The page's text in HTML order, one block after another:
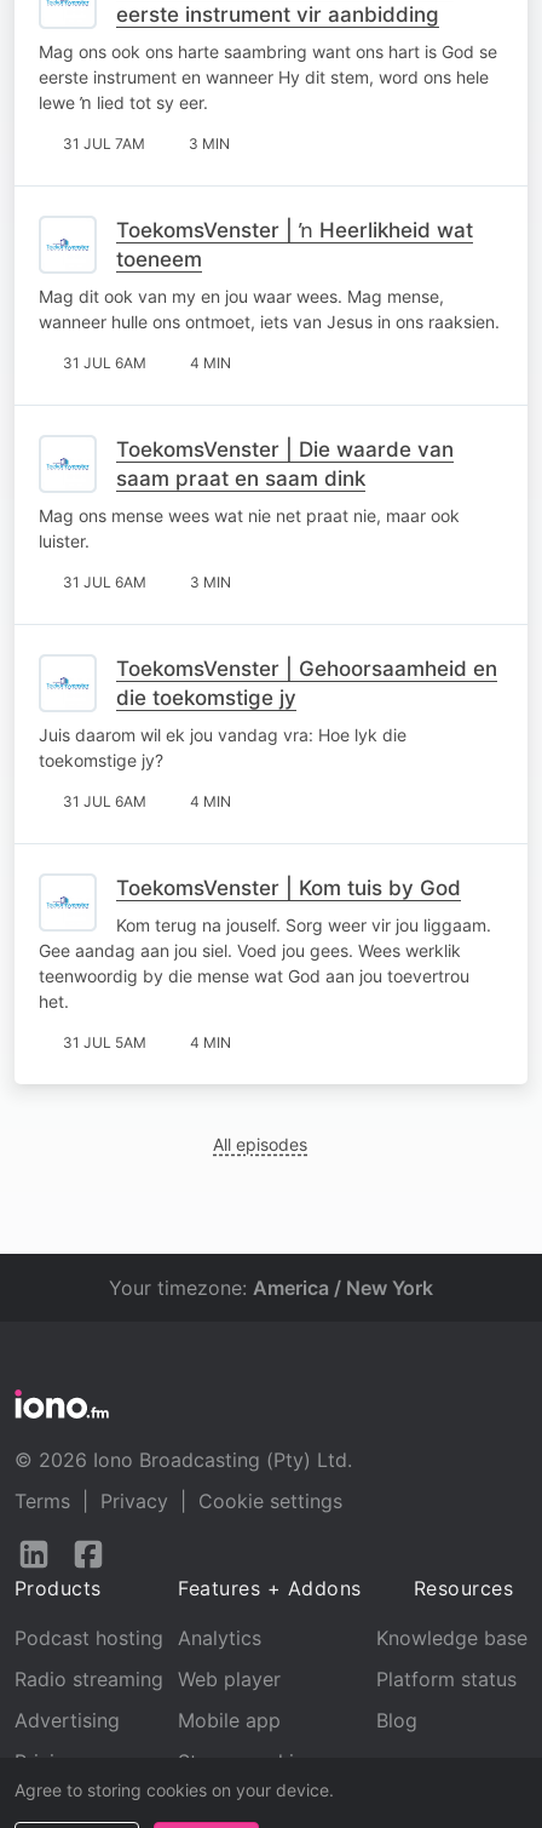
eerste instrument vir aanbidding
Mag ons ook ons harte saambring want ons hart is God se
eerste instrument en wanneer Hy dit stem, word ons hele
lewe ŉ lied tot sy eer.
31 JUL 7AM 3 MIN
ToekomsVenster | ŉ Heerlikheid wat
toeneem
Mag dit ook van my en jou waar wees. Mag mense,
wanneer hulle ons ontmoet, iets van Jesus in ons raaksien.
31 JUL 6AM 4 MIN
ToekomsVenster | Die waarde van
saam praat en saam dink
Mag ons mense wees wat nie net praat nie, maar ook
luister.
31 JUL 6AM 3 MIN
ToekomsVenster | Gehoorsaamheid en
die toekomstige jy
Juis daarom wil ek jou vandag vra: Hoe lyk die
toekomstige jy?
31 JUL 6AM 4 MIN
ToekomsVenster | Kom tuis by God
Kom terug na jouself. Sorg weer vir jou liggaam.
Gee aandag aan jou siel. Voed jou gees. Wees werklik
teenwoordig by die mense wat God aan jou toevertrou
het.
31 JUL 5AM 4 MIN
All episodes
Agree to storing cookies on your device.
Your timezone: America / New York
© 2026 Iono Broadcasting (Pty) Ltd.
Terms
Privacy
Cookie settings
Follow
LinkedInFacebook
Products
Podcast hosting
Radio streaming
Advertising
Pricing
Features + Addons
Analytics
Web player
Mobile app
Stream archive
Recognition
Resources
Knowledge base
Platform status
Blog